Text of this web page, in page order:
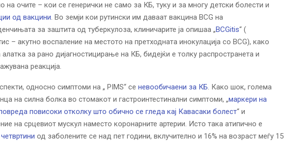
на очите – кои се генерички не само за КБ, туку и за многу детски болести и
од вакцини. Во земји кои рутински им даваат вакцина BCG на
за заштита од туберкулоза, клиничарите ја опишаа „BCGitis“ (
– акутно воспаление на местото на претходната инокулација со BCG), како
за рано дијагностицирање на КБ, бидејќи е толку распространета и
реакција.
односно симптоми на „ PIMS“ се невообичаени за КБ. Како шок, голема
на силна болка во стомакот и гастроинтестинални симптоми, „маркери на
повисоки отколку што обично се гледа кај Кавасаки болест“ и
на срцевиот мускул наместо коронарните артерии. Исто така атипично е
од заболените се над пет години, вклучително и 16% на возраст меѓу 15